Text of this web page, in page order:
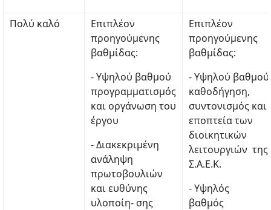
Πολύ καλό
Επιπλέον
προηγούμενης
βαθμίδας:
- Υψηλού βαθμού
προγραμματισμός
και οργάνωση του
έργου
- Διακεκριμένη
ανάληψη
πρωτοβουλιών
και ευθύνης
υλοποίη- σης
Επιπλέον
προηγούμενης
βαθμίδας:
- Υψηλού βαθμού
καθοδήγηση,
συντονισμός και
εποπτεία των
διοικητικών
λειτουργιών της
Σ.Α.Ε.Κ.
- Υψηλός
βαθμός